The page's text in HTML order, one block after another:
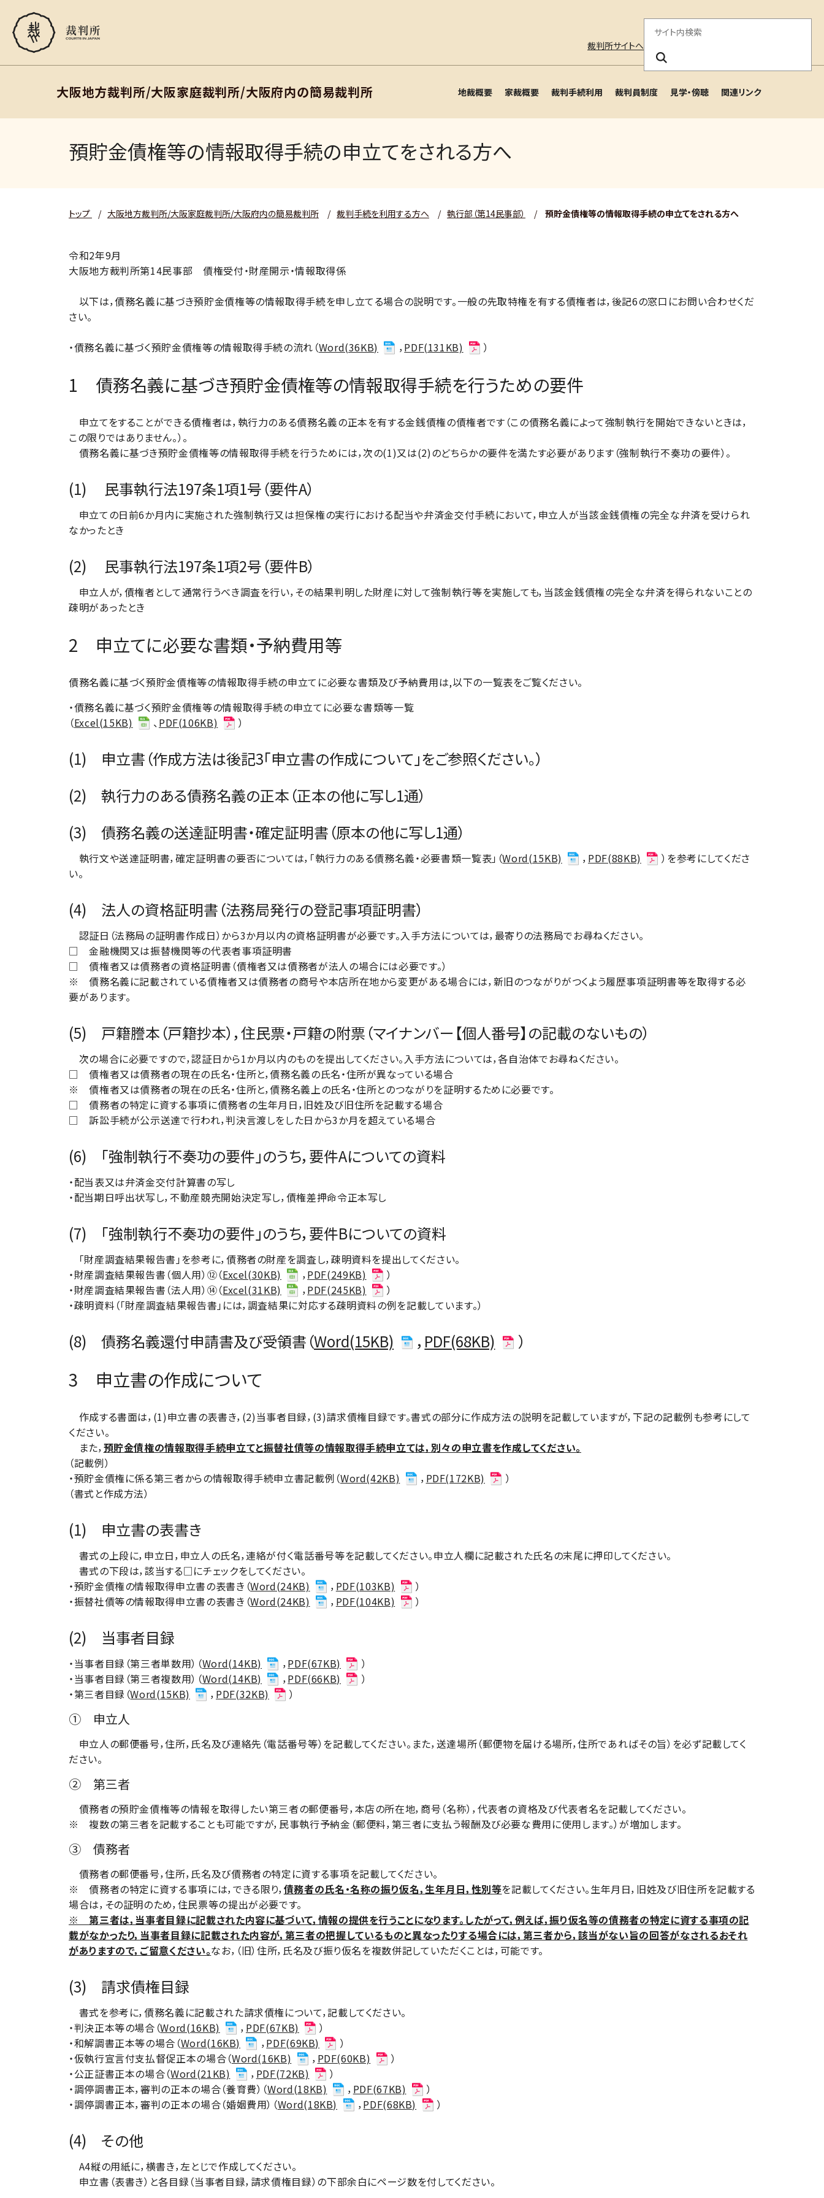
裁判所サイトへ
サ
イ
ト
内
検
大阪地方裁判所/大阪家庭裁判所/大阪府内の簡易裁判所 地裁概要 家裁概要 裁判手続利用 裁判員制度 見学・傍聴 関連リンク
預貯金債権等の情報取得手続の申立てをされる方へ
トップ / 大阪地方裁判所/大阪家庭裁判所/大阪府内の簡易裁判所 / 裁判手続を利用する方へ / 執行部（第14民事部） / 預貯金債権等の情報取得手続の申立てをされる方へ
令和2年9月
大阪地方裁判所第14民事部 債権受付・財産開示・情報取得係
以下は，債務名義に基づき預貯金債権等の情報取得手続を申し立てる場合の説明です。一般の先取特権を有する債権者は，後記6の窓口にお問い合わせくだ
さい。
・債務名義に基づく預貯金債権等の情報取得手続の流れ（Word(36KB) ， PDF(131KB) ）
1 債務名義に基づき預貯金債権等の情報取得手続を行うための要件
申立てをすることができる債権者は，執行力のある債務名義の正本を有する金銭債権の債権者です（この債務名義によって強制執行を開始できないときは，
この限りではありません。）。
債務名義に基づき預貯金債権等の情報取得手続を行うためには，次の(1)又は(2)のどちらかの要件を満たす必要があります（強制執行不奏功の要件）。
(1) 民事執行法197条1項1号（要件A）
申立ての日前6か月内に実施された強制執行又は担保権の実行における配当や弁済金交付手続において，申立人が当該金銭債権の完全な弁済を受けられ
なかったとき
(2) 民事執行法197条1項2号（要件B）
申立人が，債権者として通常行うべき調査を行い，その結果判明した財産に対して強制執行等を実施しても，当該金銭債権の完全な弁済を得られないことの
疎明があったとき
2 申立てに必要な書類・予納費用等
債務名義に基づく預貯金債権等の情報取得手続の申立てに必要な書類及び予納費用は,以下の一覧表をご覧ください。
・債務名義に基づく預貯金債権等の情報取得手続の申立てに必要な書類等一覧
（Excel(15KB) 、PDF(106KB) ）
(1) 申立書（作成方法は後記3「申立書の作成について」をご参照ください。）
(2) 執行力のある債務名義の正本（正本の他に写し1通）
(3) 債務名義の送達証明書・確定証明書（原本の他に写し1通）
執行文や送達証明書，確定証明書の要否については，「執行力のある債務名義・必要書類一覧表」（Word(15KB) ， PDF(88KB)
）を参考にしてくださ
い。
(4) 法人の資格証明書（法務局発行の登記事項証明書）
認証日（法務局の証明書作成日）から3か月以内の資格証明書が必要です。入手方法については，最寄りの法務局でお尋ねください。
□ 金融機関又は振替機関等の代表者事項証明書
□ 債権者又は債務者の資格証明書（債権者又は債務者が法人の場合には必要です。）
※ 債務名義に記載されている債権者又は債務者の商号や本店所在地から変更がある場合には，新旧のつながりがつくよう履歴事項証明書等を取得する必
要があります。
(5) 戸籍謄本（戸籍抄本），住民票・戸籍の附票（マイナンバー【個人番号】の記載のないもの）
次の場合に必要ですので，認証日から1か月以内のものを提出してください。入手方法については，各自治体でお尋ねください。
□ 債権者又は債務者の現在の氏名・住所と，債務名義の氏名・住所が異なっている場合
※ 債権者又は債務者の現在の氏名・住所と，債務名義上の氏名・住所とのつながりを証明するために必要です。
□ 債務者の特定に資する事項に債務者の生年月日，旧姓及び旧住所を記載する場合
□ 訴訟手続が公示送達で行われ，判決言渡しをした日から3か月を超えている場合
(6) 「強制執行不奏功の要件」のうち，要件Aについての資料
・配当表又は弁済金交付計算書の写し
・配当期日呼出状写し，不動産競売開始決定写し，債権差押命令正本写し
(7) 「強制執行不奏功の要件」のうち，要件Bについての資料
「財産調査結果報告書」を参考に，債務者の財産を調査し，疎明資料を提出してください。
・財産調査結果報告書（個人用）⑫（Excel(30KB) ， PDF(249KB)
）
・財産調査結果報告書（法人用）⑭（Excel(31KB) ， PDF(245KB)
）
・疎明資料（「財産調査結果報告書」には，調査結果に対応する疎明資料の例を記載しています。）
(8) 債務名義還付申請書及び受領書（Word(15KB) ， PDF(68KB) ）
3 申立書の作成について
作成する書面は，(1)申立書の表書き，(2)当事者目録，(3)請求債権目録です。書式の部分に作成方法の説明を記載していますが，下記の記載例も参考にして
ください。
また， 預貯金債権の情報取得手続申立てと振替社債等の情報取得手続申立ては，別々の申立書を作成してください。
（記載例）
・預貯金債権に係る第三者からの情報取得手続申立書記載例（Word(42KB) ， PDF(172KB)
）
（書式と作成方法）
(1) 申立書の表書き
書式の上段に，申立日，申立人の氏名，連絡が付く電話番号等を記載してください。申立人欄に記載された氏名の末尾に押印してください。
書式の下段は，該当する□にチェックをしてください。
・預貯金債権の情報取得申立書の表書き（Word(24KB) ， PDF(103KB)
）
・振替社債等の情報取得申立書の表書き（Word(24KB) ， PDF(104KB) ）
(2) 当事者目録
・当事者目録（第三者単数用）（Word(14KB) ， PDF(67KB)
）
・当事者目録（第三者複数用）（Word(14KB) ， PDF(66KB)
）
・第三者目録（Word(15KB) ， PDF(32KB) ）
① 申立人
申立人の郵便番号，住所，氏名及び連絡先（電話番号等）を記載してください。また，送達場所（郵便物を届ける場所，住所であればその旨）を必ず記載してく
ださい。
② 第三者
債務者の預貯金債権等の情報を取得したい第三者の郵便番号，本店の所在地，商号（名称），代表者の資格及び代表者名を記載してください。
※ 複数の第三者を記載することも可能ですが，民事執行予納金（郵便料，第三者に支払う報酬及び必要な費用に使用します。）が増加します。
③ 債務者
債務者の郵便番号，住所，氏名及び債務者の特定に資する事項を記載してください。
※ 債務者の特定に資する事項には，できる限り， 債務者の氏名・名称の振り仮名，生年月日，性別等を記載してください。生年月日，旧姓及び旧住所を記載する
場合は，その証明のため，住民票等の提出が必要です。
※ 第三者は，当事者目録に記載された内容に基づいて，情報の提供を行うことになります。したがって，例えば，振り仮名等の債務者の特定に資する事項の記
載がなかったり，当事者目録に記載された内容が，第三者の把握しているものと異なったりする場合には，第三者から，該当がない旨の回答がなされるおそれ
がありますので，ご留意ください。なお，（旧）住所，氏名及び振り仮名を複数併記していただくことは，可能です。
(3) 請求債権目録
書式を参考に，債務名義に記載された請求債権について，記載してください。
・判決正本等の場合（Word(16KB) ， PDF(67KB)
）
・和解調書正本等の場合（Word(16KB) ， PDF(69KB)
）
・仮執行宣言付支払督促正本の場合（Word(16KB) ， PDF(60KB)
）
・公正証書正本の場合（Word(21KB) ， PDF(72KB)
）
・調停調書正本，審判の正本の場合（養育費）（Word(18KB) ， PDF(67KB)
）
・調停調書正本，審判の正本の場合（婚姻費用）（Word(18KB) ， PDF(68KB) ）
(4) その他
A4縦の用紙に，横書き，左とじで作成してください。
申立書（表書き）と各目録（当事者目録，請求債権目録）の下部余白にページ数を付してください。